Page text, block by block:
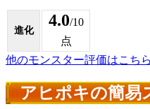
進化
4.0/10
点
他のモンスター評価はこちら
アヒポキの簡易